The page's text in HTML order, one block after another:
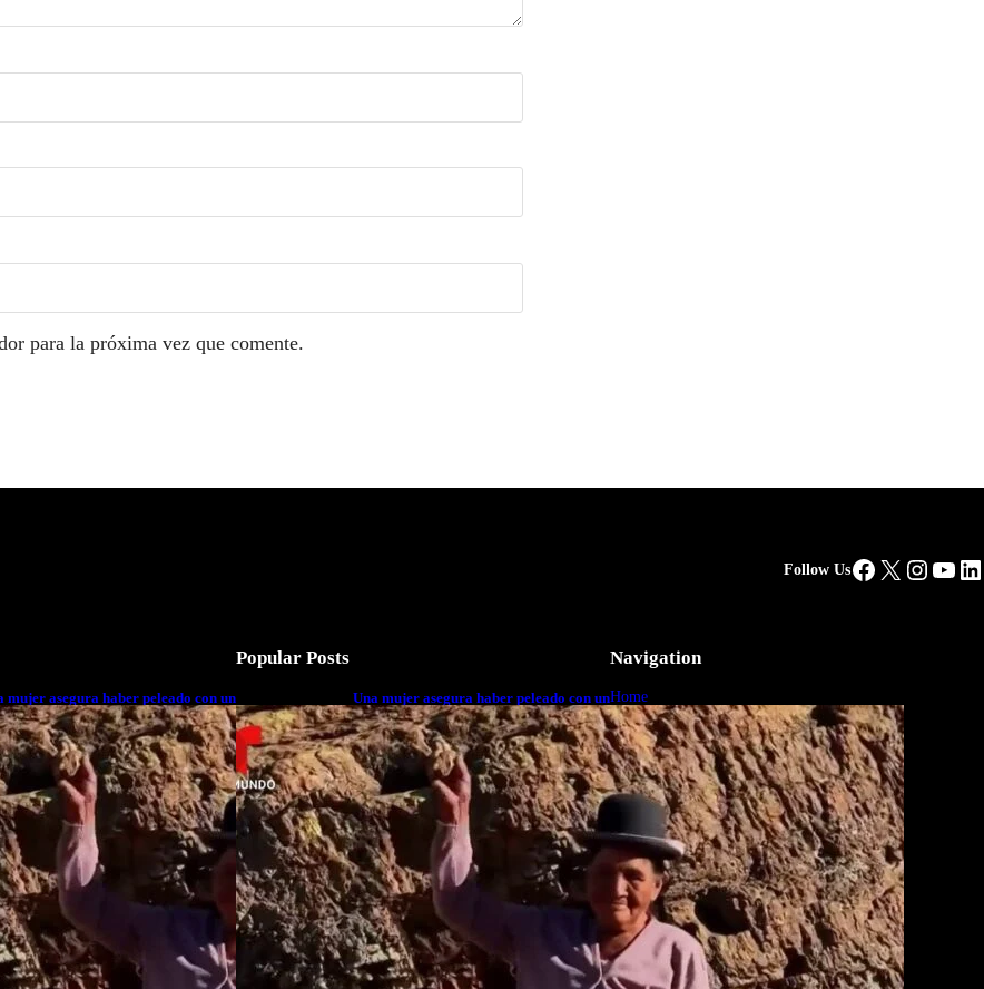
para la próxima vez que comente.
Follow UsFacebook
X
mujer asegura haber peleado con un
cuerpo a cuerpo
Popular Posts
Una mujer asegura haber peleado con un
extraterrestre cuerpo a cuerpo
Navigation
Home
Business
Lifestyle
Magazine
Photography
Travel
Technology